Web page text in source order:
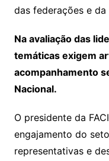
das federações e da
Na avaliação das
temáticas exigem
acompanhamento
Nacional.
O presidente da
engajamento do
representativas e